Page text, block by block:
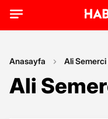
Anasayfa Ali
Ali